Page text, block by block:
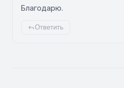
Благодарю.
Ответить